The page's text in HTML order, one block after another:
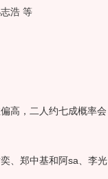
浩 等
高，二人约七成概率会
、郑中基和阿sa、李光